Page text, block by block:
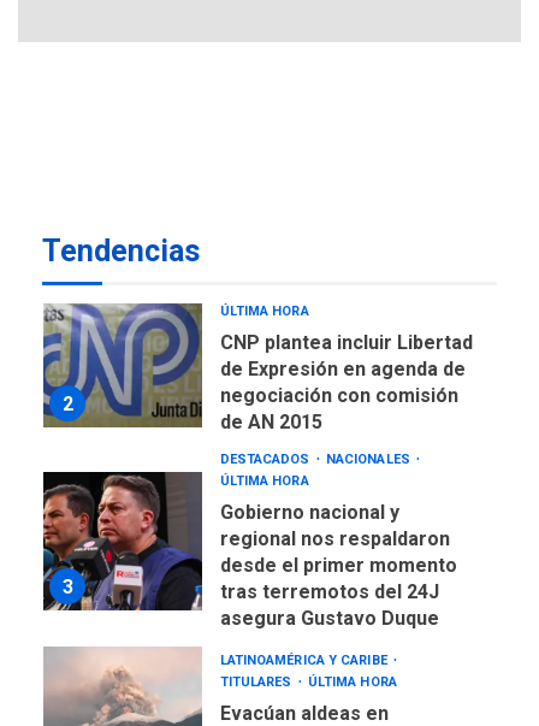
Tendencias
del Campo: Arrancó la
2
ÚLTIMA HORA
CNP plantea incluir Libertad
de Expresión en agenda de
negociación con comisión
de AN 2015
3
DESTACADOS
NACIONALES
ÚLTIMA HORA
Gobierno nacional y
regional nos respaldaron
desde el primer momento
tras terremotos del 24J
asegura Gustavo Duque
LATINOAMÉRICA Y CARIBE
TITULARES
ÚLTIMA HORA
Evacúan aldeas en